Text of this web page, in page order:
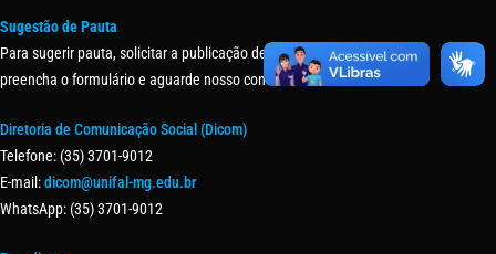
Sugestão de Pauta
Para sugerir pauta, solicitar a publicação de uma matéria ou evento,
preencha o formulário e aguarde nosso contato.
Diretoria de Comunicação Social (Dicom)
Telefone: (35) 3701-9012
E-mail:dicom@unifal-mg.edu.br
WhatsApp: (35) 3701-9012